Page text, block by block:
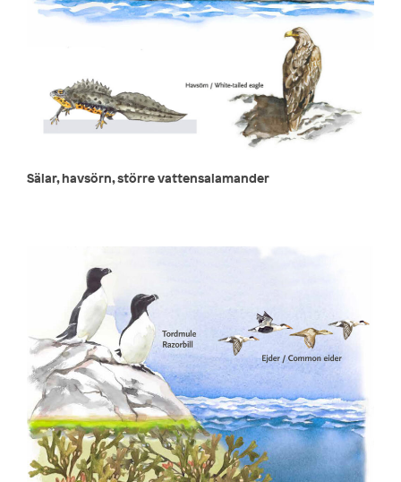
Sälar, havsörn, större vattensalamander